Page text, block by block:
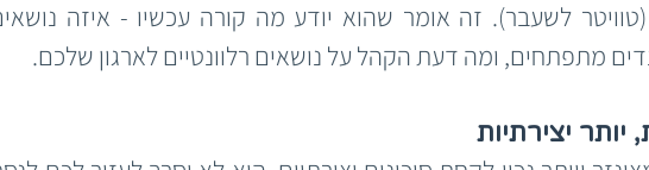
מתפתחים, ומה דעת הקהל על נושאים רלוונטיים לארגון שלכם.
יצירתיות